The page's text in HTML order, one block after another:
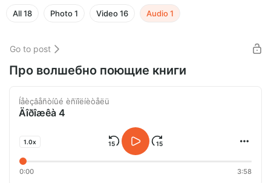
All18 Photo1 Video16 Audio1
Go to post
Про волшебно поющие книги
Íåèçâåñòíûé èñïîëíèòåëü
Äîðîæêà 4
1.0x
0:00 3:58